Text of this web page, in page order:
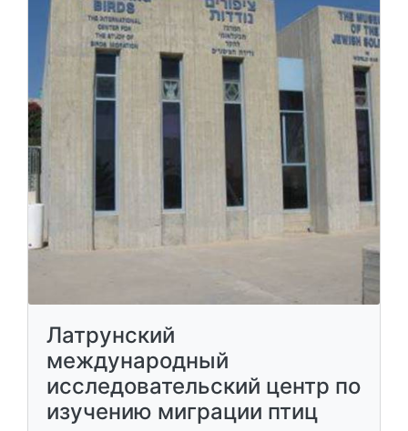
Латрунский
международный
исследовательский центр по
изучению миграции птиц